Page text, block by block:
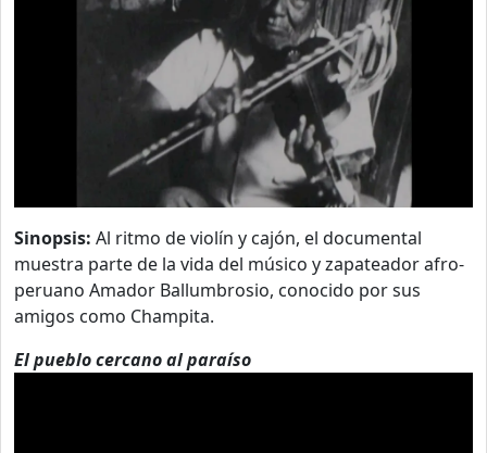
Sinopsis: Al ritmo de violín y cajón, el documental
muestra parte de la vida del músico y zapateador afro-
peruano Amador Ballumbrosio, conocido por sus
amigos como Champita.
El pueblo cercano al paraíso